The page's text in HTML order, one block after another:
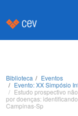
Biblioteca
Eventos
Evento: XX Simpósio
Estudo prospectivo
por doenças:
Campinas-Sp